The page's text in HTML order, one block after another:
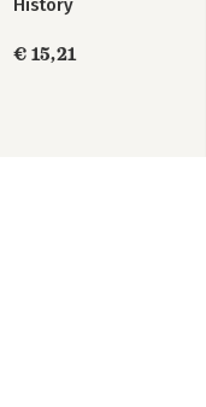
History
€ 15,21